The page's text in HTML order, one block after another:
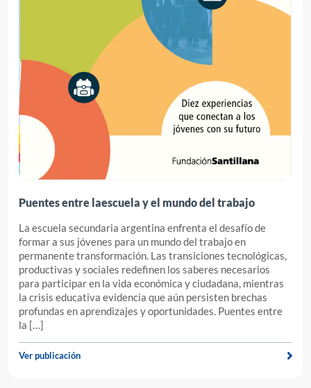
Puentes entre laescuela y el mundo del trabajo
La escuela secundaria argentina enfrenta el desafío de
formar a sus jóvenes para un mundo del trabajo en
permanente transformación. Las transiciones tecnológicas,
productivas y sociales redefinen los saberes necesarios
para participar en la vida económica y ciudadana, mientras
la crisis educativa evidencia que aún persisten brechas
profundas en aprendizajes y oportunidades. Puentes entre
la […]
Ver publicación